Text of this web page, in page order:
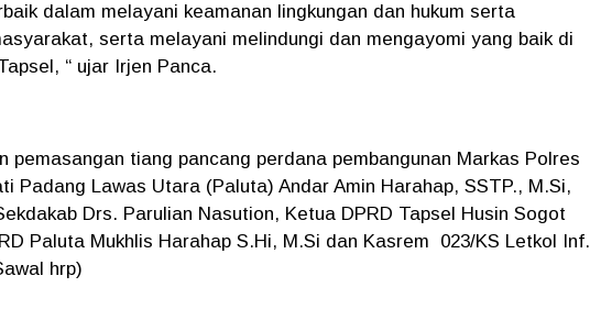
dalam melayani keamanan lingkungan dan hukum serta
serta melayani melindungi dan mengayomi yang baik di
“ ujar Irjen Panca.
pemasangan tiang pancang perdana pembangunan Markas Polres
Padang Lawas Utara (Paluta) Andar Amin Harahap, SSTP., M.Si,
Drs. Parulian Nasution, Ketua DPRD Tapsel Husin Sogot
Paluta Mukhlis Harahap S.Hi, M.Si dan Kasrem 023/KS Letkol Inf.
hrp)